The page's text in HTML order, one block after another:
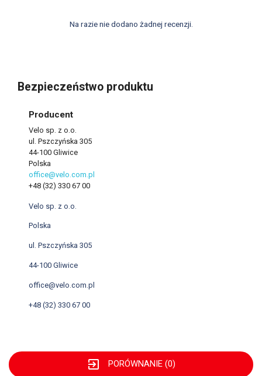
Na razie nie dodano żadnej recenzji.
Bezpieczeństwo produktu
Producent
Velo sp. z o.o.
ul. Pszczyńska 305
44-100 Gliwice
Polska
office@velo.com.pl
+48 (32) 330 67 00
Velo sp. z o.o.
Polska
ul. Pszczyńska 305
44-100 Gliwice
office@velo.com.pl
+48 (32) 330 67 00
exit_to_app PORÓWNANIE (0)